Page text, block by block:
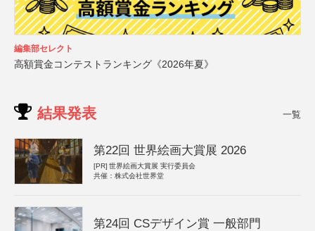
編集部セレクト
高額賞金コンテストランキング《2026年夏》
結果発表 一覧
第22回 世界絵画大賞展 2026
[PR] 世界絵画大賞展 実行委員会
共催：株式会社世界堂
第24回 CSデザイン賞 一般部門